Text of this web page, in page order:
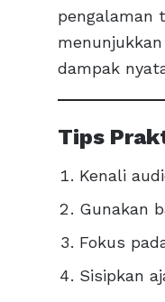
pengalaman
dampak
Tips
Kenali
Gunakan
Fokus
Sisipkan